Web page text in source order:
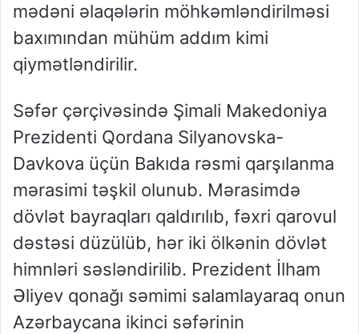
mədəni əlaqələrin möhkəmləndirilməsi
baxımından mühüm addım kimi
qiymətləndirilir.
Səfər çərçivəsində Şimali Makedoniya
Prezidenti Qordana Silyanovska-
Davkova üçün Bakıda rəsmi qarşılanma
mərasimi təşkil olunub. Mərasimdə
dövlət bayraqları qaldırılıb, fəxri qarovul
dəstəsi düzülüb, hər iki ölkənin dövlət
himnləri səsləndirilib. Prezident İlham
Əliyev qonağı səmimi salamlayaraq onun
Azərbaycana ikinci səfərinin